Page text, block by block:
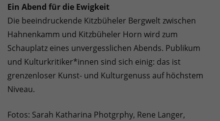
Ein Abend für die Ewigkeit
Die beeindruckende Kitzbüheler Bergwelt zwischen
Hahnenkamm und Kitzbüheler Horn wird zum
Schauplatz eines unvergesslichen Abends. Publikum
und Kulturkritiker*innen sind sich einig: das ist
grenzenloser Kunst- und Kulturgenuss auf höchstem
Niveau.
Fotos: Sarah Katharina Photgrphy, Rene Langer,